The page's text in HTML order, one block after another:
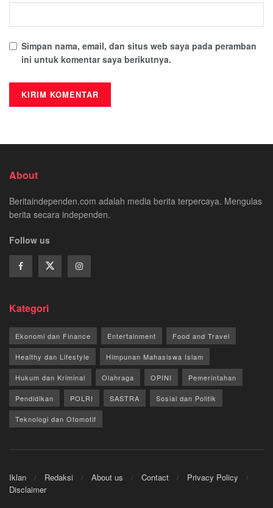
Simpan nama, email, dan situs web saya pada peramban
ini untuk komentar saya berikutnya.
About
Beritaindependen.com adalah media berita terpercaya. Mengulas
berita secara independen.
Follow us
Kategori
Ekonomi dan Finance Entertainment Food and Travel
Healthy dan Lifestyle Himpunan Mahasiswa Islam
Hukum dan Kriminal Olahraga OPINI Pemerintahan
Pendidikan POLRI SASTRA Sosial dan Politik
Teknologi dan Otomotif
Iklan Redaksi About us Contact
Privacy Policy
Disclaimer